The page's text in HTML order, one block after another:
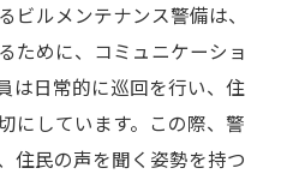
ビルメンテナンス警備は、
ために、コミュニケーショ
は日常的に巡回を行い、住
にしています。この際、警
住民の声を聞く姿勢を持つ